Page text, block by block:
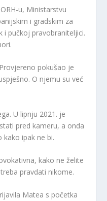
u, Ministarstvu
i gradskim za
i pučkoj pravobraniteljici.
pokušao je
O njemu su već
U lipnju 2021. je
pred kameru, a onda
ipak ne bi.
kako ne želite
pravdati nikome.
Matea s početka